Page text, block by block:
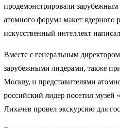
продемонстрировали зарубежным
атомного форума макет ядерного
искусственный интеллект
Вместе с генеральным
зарубежными лидерами, также
Москву, и представителями
российский лидер посетил
Лихачев провел экскурсию для